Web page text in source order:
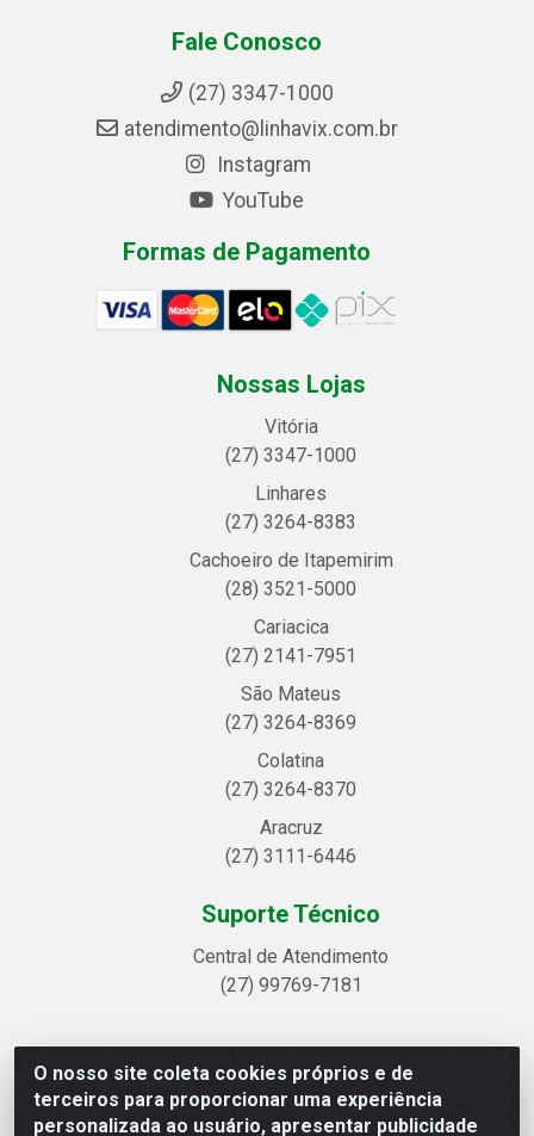
O nosso site coleta cookies próprios e de
terceiros para proporcionar uma experiência
personalizada ao usuário, apresentar publicidade
Fale Conosco
(27) 3347-1000
atendimento@linhavix.com.br
Instagram
YouTube
Formas de Pagamento
Nossas Lojas
Vitória
(27) 3347-1000
Linhares
(27) 3264-8383
Cachoeiro de Itapemirim
(28) 3521-5000
Cariacica
(27) 2141-7951
São Mateus
(27) 3264-8369
Colatina
(27) 3264-8370
Aracruz
(27) 3111-6446
Suporte Técnico
Central de Atendimento
(27) 99769-7181
Linhavix Distribuidora LTDA - Avenida Alegre, 2521 -
Quadra314 Lote 05 e 07 - Shell, Linhares/ES - CEP